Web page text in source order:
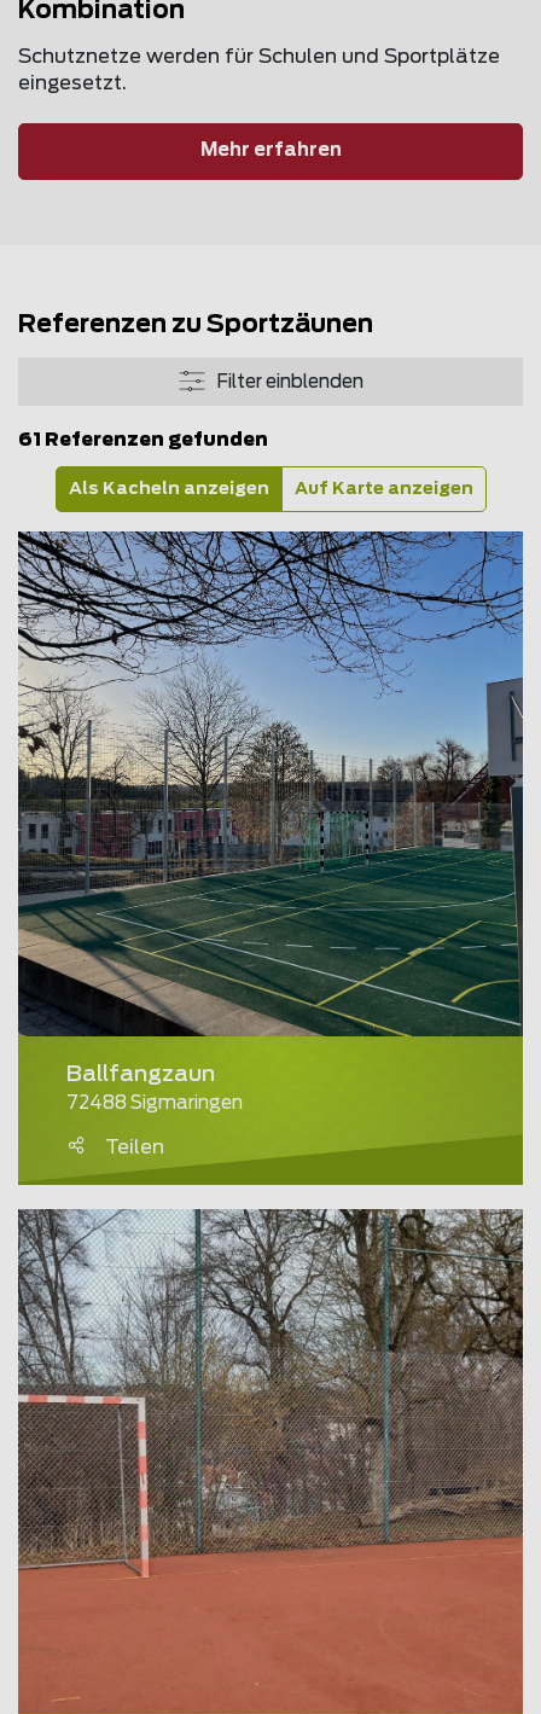
Kombination
Schutznetze werden für Schulen und Sportplätze
eingesetzt.
Mehr erfahren
Referenzen zu Sportzäunen
Filter einblenden
61 Referenzen gefunden
Als Kacheln anzeigen Auf Karte anzeigen
Ballfangzaun
72488 Sigmaringen
Teilen